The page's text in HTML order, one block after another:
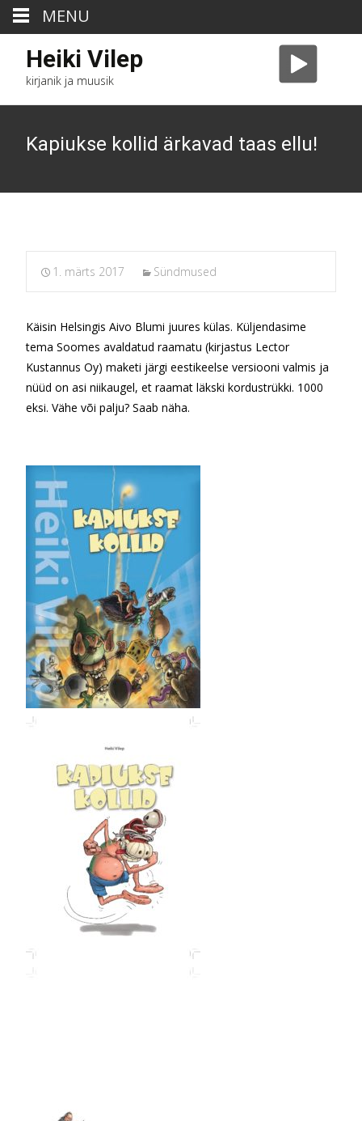
Heiki Vilep
kirjanik ja muusik
Kapiukse kollid ärkavad taas ellu!
1. märts 2017 Sündmused
Käisin Helsingis Aivo Blumi juures külas. Küljendasime
tema Soomes avaldatud raamatu (kirjastus Lector
Kustannus Oy) maketi järgi eestikeelse versiooni valmis ja
nüüd on asi niikaugel, et raamat läkski kordustrükki. 1000
eksi. Vähe või palju? Saab näha.
MENU